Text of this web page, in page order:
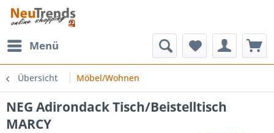
Menü
Übersicht Möbel/Wohnen
NEG Adirondack Tisch/Beistelltisch
MARCY